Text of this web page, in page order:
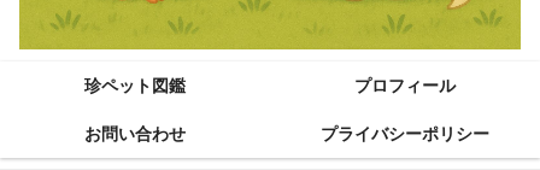
珍ペット図鑑 プロフィール
お問い合わせ プライバシーポリシー